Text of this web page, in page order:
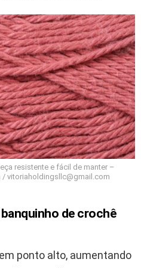
resistente e fácil de manter –
vitoriaholdingsllc@gmail.com
de crochê
ponto alto, aumentando